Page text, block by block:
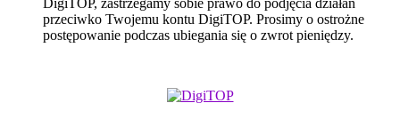
DigiTOP, zastrzegamy sobie prawo do podjęcia działań
przeciwko Twojemu kontu DigiTOP. Prosimy o ostrożne
postępowanie podczas ubiegania się o zwrot pieniędzy.